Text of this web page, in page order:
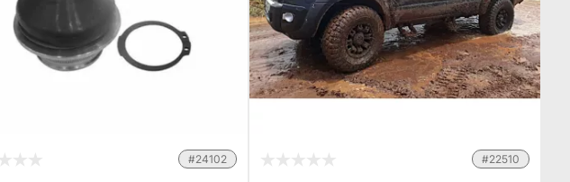
#24102 #22510